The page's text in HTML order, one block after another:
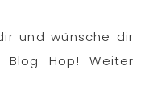
und wünsche dir
Hop! Weiter